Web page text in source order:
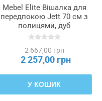
Mebel Elite Вішалка для
передпокою Jett 70 см з
полицями, дуб
рустикальний/чорний,
2 667,00 грн
2 257,00 грн
У КОШИК